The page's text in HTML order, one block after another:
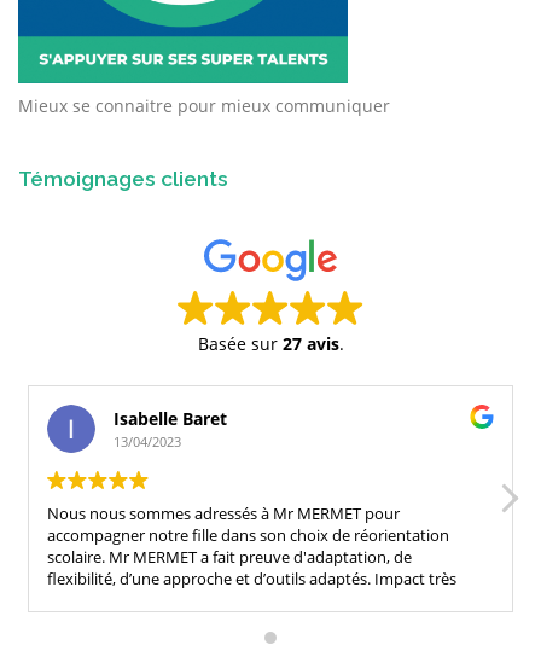
Mieux se connaitre pour mieux communiquer
Témoignages clients
Basée sur 27 avis.
Isabelle Baret
13/04/2023
Nous nous sommes adressés à Mr MERMET pour
accompagner notre fille dans son choix de réorientation
scolaire. Mr MERMET a fait preuve d'adaptation, de
flexibilité, d’une approche et d’outils adaptés. Impact très